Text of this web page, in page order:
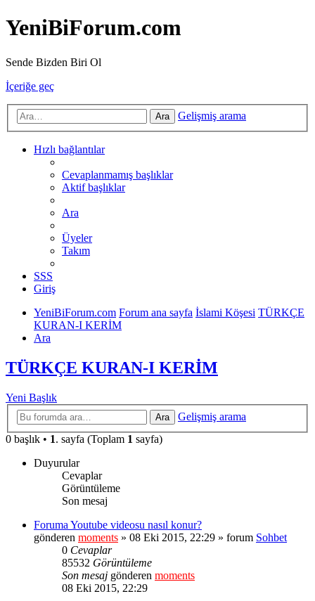
YeniBiForum.com
Sende Bizden Biri Ol
İçeriğe geç
Ara Gelişmiş arama
Hızlı bağlantılar
Cevaplanmamış başlıklar
Aktif başlıklar
Ara
Üyeler
Takım
SSS
Giriş
YeniBiForum.com Forum ana sayfa İslami Köşesi TÜRKÇE
KURAN-I KERİM
Ara
TÜRKÇE KURAN-I KERİM
Yeni Başlık
Ara
Gelişmiş arama
0 başlık • 1. sayfa (Toplam 1 sayfa)
Duyurular
Cevaplar
Görüntüleme
Son mesaj
Foruma Youtube videosu nasıl konur?
gönderen moments » 08 Eki 2015, 22:29 » forum Sohbet
0 Cevaplar
85532 Görüntüleme
Son mesaj gönderen moments
08 Eki 2015, 22:29